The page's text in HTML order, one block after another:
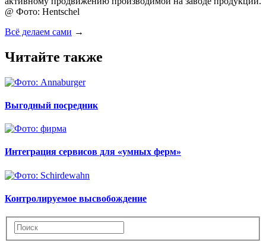
Всё делаем сами →
Читайте также
Выгодный посредник
Интеграция сервисов для «умных ферм»
Контролируемое высвобождение